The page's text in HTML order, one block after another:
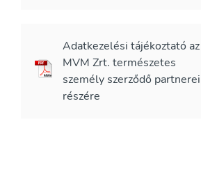
Adatkezelési tájékoztató az
MVM Zrt. természetes
személy szerződő partnerei
részére